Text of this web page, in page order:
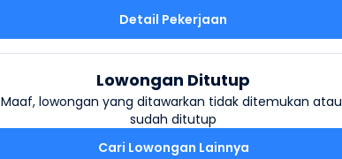
Detail Pekerjaan
Lowongan Ditutup
Maaf, lowongan yang ditawarkan tidak ditemukan atau
sudah ditutup
Cari Lowongan Lainnya